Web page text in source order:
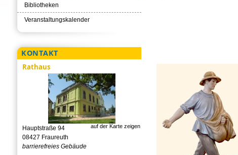
Bibliotheken
Veranstaltungskalender
KONTAKT
Rathaus
auf der Karte zeigen
Hauptstraße 94
08427 Fraureuth
barrierefreies Gebäude